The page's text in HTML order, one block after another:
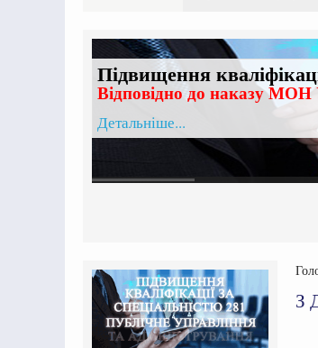
Підвищення
Відповідно до наказу МОН
Детальніше...
З